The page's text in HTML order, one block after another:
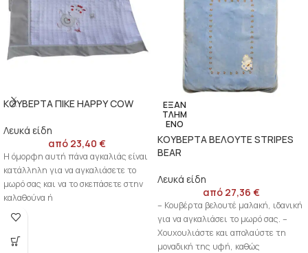
ΚΟΥΒΕΡΤΑ ΠΙΚΕ ΗΑΡΡΥ COW
Λευκά είδη
από 23,40 €
Η όμορφη αυτή πάνα αγκαλιάς είναι
κατάλληλη για να αγκαλιάσετε το
μωρό σας και να το σκεπάσετε στην
καλαθούνα ή
ΕΞΑΝ
ΤΛΗΜ
ΈΝΟ
ΚΟΥΒΕΡΤΑ ΒΕΛΟΥΤΕ STRIPES
BEAR
Λευκά είδη
από 27,36 €
– Κουβέρτα βελουτέ μαλακή, ιδανική
για να αγκαλιάσει το μωρό σας. –
Χουχουλιάστε και απολαύστε τη
μοναδική της υφή, καθώς